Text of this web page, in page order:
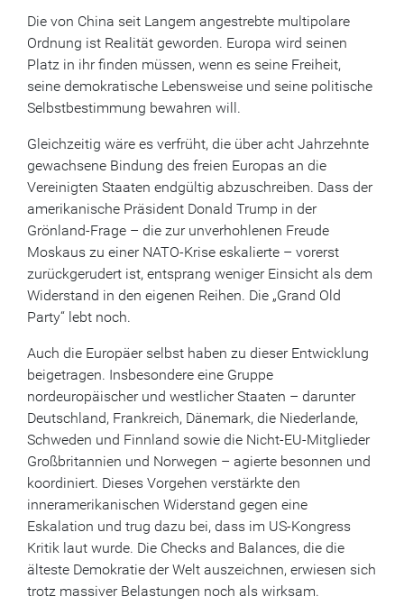
Die von China seit Langem angestrebte multipolare
Ordnung ist Realität geworden. Europa wird seinen
Platz in ihr finden müssen, wenn es seine Freiheit,
seine demokratische Lebensweise und seine politische
Selbstbestimmung bewahren will.
Gleichzeitig wäre es verfrüht, die über acht Jahrzehnte
gewachsene Bindung des freien Europas an die
Vereinigten Staaten endgültig abzuschreiben. Dass der
amerikanische Präsident Donald Trump in der
Grönland-Frage – die zur unverhohlenen Freude
Moskaus zu einer NATO-Krise eskalierte – vorerst
zurückgerudert ist, entsprang weniger Einsicht als dem
Widerstand in den eigenen Reihen. Die „Grand Old
Party“ lebt noch.
Auch die Europäer selbst haben zu dieser Entwicklung
beigetragen. Insbesondere eine Gruppe
nordeuropäischer und westlicher Staaten – darunter
Deutschland, Frankreich, Dänemark, die Niederlande,
Schweden und Finnland sowie die Nicht-EU-Mitglieder
Großbritannien und Norwegen – agierte besonnen und
koordiniert. Dieses Vorgehen verstärkte den
inneramerikanischen Widerstand gegen eine
Eskalation und trug dazu bei, dass im US-Kongress
Kritik laut wurde. Die Checks and Balances, die die
älteste Demokratie der Welt auszeichnen, erwiesen sich
trotz massiver Belastungen noch als wirksam.